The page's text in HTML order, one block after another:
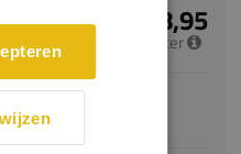
€ 8,95
per meter
verwachte levertijd